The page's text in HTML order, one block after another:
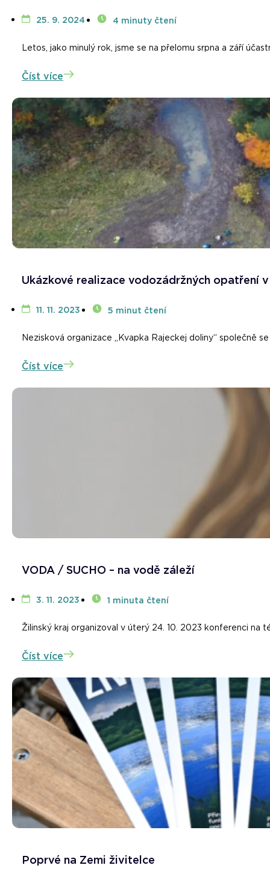
25. 9. 2024 4 minuty čtení
Letos, jako minulý rok, jsme se na přelomu srpna a září
Číst více
Ukázkové realizace vodozádržných opatření
11. 11. 2023 5 minut čtení
Nezisková organizace „Kvapka Rajeckej doliny“ společně
Číst více
VODA / SUCHO – na vodě záleží
3. 11. 2023 1 minuta čtení
Žilinský kraj organizoval v úterý 24. 10. 2023 konferenci na
Číst více
Poprvé na Zemi živitelce